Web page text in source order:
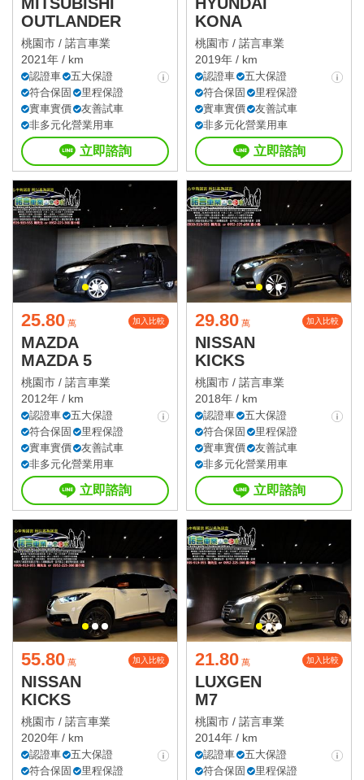
OUTLANDER
桃園市 / 諾言車業
2021年 / km
認證車
五大保證
符合保固
里程保證
實車實價
友善試車
非多元化營業用車
立即諮詢
KONA
桃園市 / 諾言車業
2019年 / km
認證車
五大保證
符合保固
里程保證
實車實價
友善試車
非多元化營業用車
立即諮詢
25.80 萬 加入比較
MAZDA
MAZDA 5
桃園市 / 諾言車業
2012年 / km
認證車
五大保證
符合保固
里程保證
實車實價
友善試車
非多元化營業用車
立即諮詢
29.80 萬 加入比較
NISSAN
KICKS
桃園市 / 諾言車業
2018年 / km
認證車
五大保證
符合保固
里程保證
實車實價
友善試車
非多元化營業用車
立即諮詢
55.80 萬 加入比較
NISSAN
KICKS
桃園市 / 諾言車業
2020年 / km
認證車
五大保證
符合保固
里程保證
21.80 萬 加入比較
LUXGEN
M7
桃園市 / 諾言車業
2014年 / km
認證車
五大保證
符合保固
里程保證